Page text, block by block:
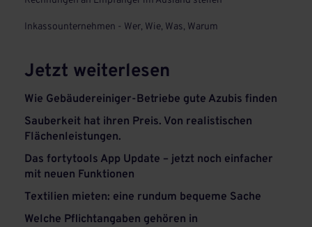
Inkassounternehmen - Wer, Wie, Was, Warum
Jetzt weiterlesen
Wie Gebäudereiniger-Betriebe gute Azubis finden
Sauberkeit hat ihren Preis. Von realistischen
Flächenleistungen.
Das fortytools App Update – jetzt noch einfacher
mit neuen Funktionen
Textilien mieten: eine rundum bequeme Sache
Welche Pflichtangaben gehören in